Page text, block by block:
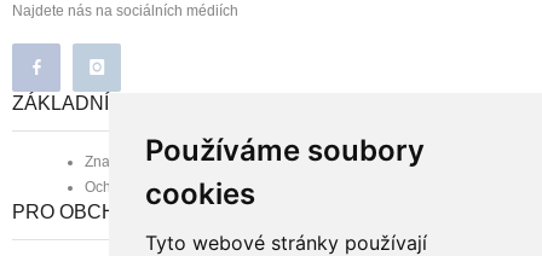
Používáme soubory
cookies
Tyto webové stránky používají
Najdete nás na sociálních médiích
ZÁKLADNÍ INFORMACE
Značka B-line
Ochrana osobních údajů
PRO OBCHODNÍ PARTNERY